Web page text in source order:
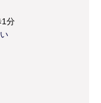
1分